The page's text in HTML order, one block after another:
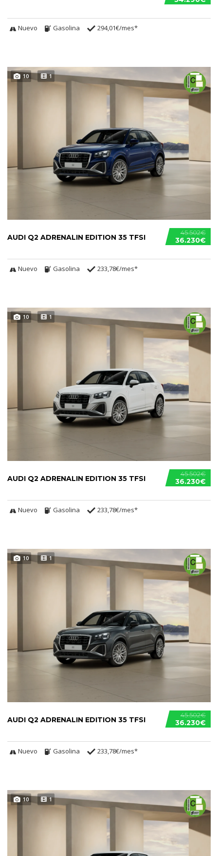
Nuevo Gasolina 294,01€/mes*
10 1
45.502€
36.230€
AUDI Q2 ADRENALIN EDITION 35 TFSI
Nuevo Gasolina 233,78€/mes*
10 1
45.502€
36.230€
AUDI Q2 ADRENALIN EDITION 35 TFSI
Nuevo Gasolina 233,78€/mes*
10 1
45.502€
36.230€
AUDI Q2 ADRENALIN EDITION 35 TFSI
Nuevo Gasolina 233,78€/mes*
10 1